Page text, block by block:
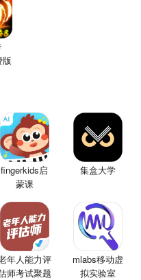
版
fingerkids启
蒙课
集盒大学
年人能力评
师考试聚题
mlabs移动虚
拟实验室